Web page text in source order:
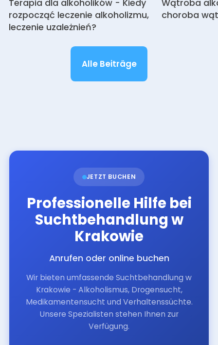
Terapia dla alkoholików - Kiedy
rozpocząć leczenie alkoholizmu,
leczenie uzależnień?
Wątroba
choroba
Alle Beiträge
JETZT BUCHEN
Professionelle Hilfe bei
Suchtbehandlung w
Krakowie
Anrufen oder online buchen
Wir bieten umfassende Suchtbehandlung w
Krakowie - Alkoholismus, Drogensucht,
Medikamentensucht und Verhaltenssüchte.
Unsere Spezialisten stehen Ihnen zur
Verfügung.